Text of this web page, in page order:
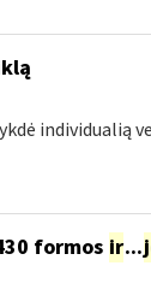
individualią
formos ir...